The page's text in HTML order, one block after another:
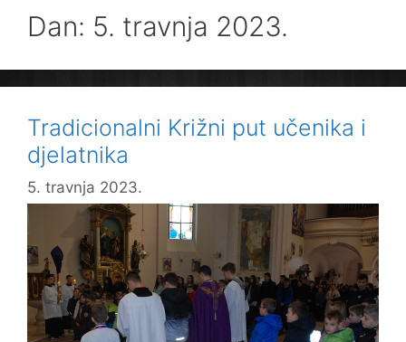
Dan: 5. travnja 2023.
Tradicionalni Križni put učenika i
djelatnika
5. travnja 2023.